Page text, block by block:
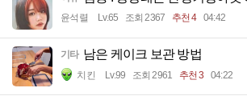
윤석렬 Lv.65 조회 2367 추천 4 04:42
기타 남은 케이크 보관 방법
치킨 Lv.99 조회 2961 추천 3 04:22